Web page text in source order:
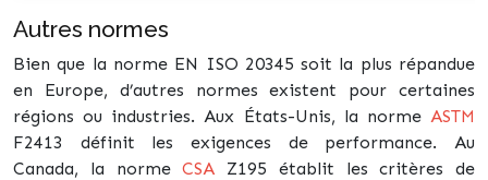
Autres normes
Bien que la norme EN ISO 20345 soit la plus répandue
en Europe, d’autres normes existent pour certaines
régions ou industries. Aux États-Unis, la norme ASTM
F2413 définit les exigences de performance. Au
Canada, la normeCSA Z195 établit les critères de